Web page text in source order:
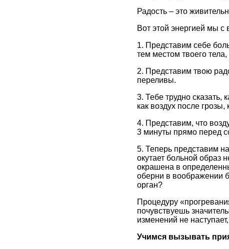
Радость – это
Вот этой энергией мы с
1. Представим себе
тем местом твоего
2. Представим твою
переливы.
3. Тебе трудно сказать,
как воздух после
4. Представим, что
3 минуты прямо перед
5. Теперь представим
окутает больной образ
окрашена в
оберни в воображении
орган?
Процедуру
почувствуешь
изменений не
Учимся вызывать